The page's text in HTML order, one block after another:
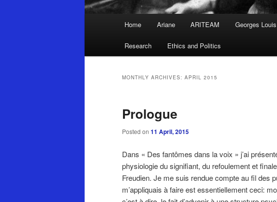
Skip
to
primary
Skip
to
secondary
Home Ariane ARITEAM Georges
Research Ethics and Politics
MONTHLY ARCHIVES: APRIL 2015
Prologue
Posted on 11 April, 2015
Dans « Des fantômes dans la voix » j’ai
physiologie du signifiant, du refoulement et
Freudien. Je me suis rendue compte au fil des
m’appliquais à faire est essentiellement ceci: